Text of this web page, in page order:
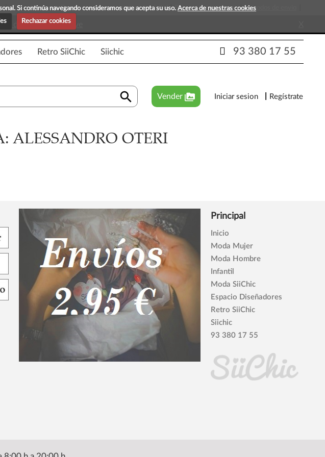
Si continúa navegando consideramos que acepta su uso. Acerca de nuestras cookies
Rechazar cookies
¡Descubre maravillosas prendas que esperan tu visita! Preguntas frecuentes Métodos de envío
disponible en breve
Retro SiiChic Siichic 93 380 17 55
search Vender perm_media Iniciar sesion Regístrate
ALESSANDRO OTERI
Principal
Inicio
Moda Mujer
Moda Hombre
Infantil
Moda SiiChic
Espacio Diseñadores
Retro SiiChic
Siichic
93 380 17 55